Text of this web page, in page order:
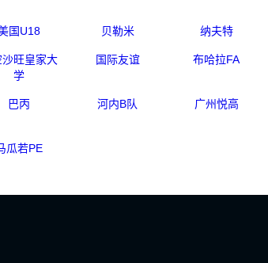
国U18 贝勒米 纳夫特
旺皇家大
学
国际友谊 布哈拉FA
巴丙 河内B队 广州悦高
瓜若PE